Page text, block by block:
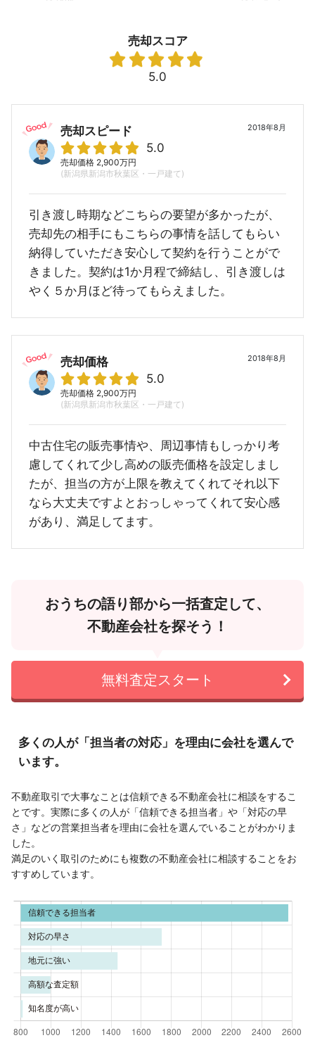
売却スコア
5.0
2018年8月
売却スピード
5.0
売却価格 2,900万円
(新潟県新潟市秋葉区・一戸建て)
引き渡し時期などこちらの要望が多かったが、
売却先の相手にもこちらの事情を話してもらい
納得していただき安心して契約を行うことがで
きました。契約は1か月程で締結し、引き渡しは
やく５か月ほど待ってもらえました。
2018年8月
売却価格
5.0
売却価格 2,900万円
(新潟県新潟市秋葉区・一戸建て)
中古住宅の販売事情や、周辺事情もしっかり考
慮してくれて少し高めの販売価格を設定しまし
たが、担当の方が上限を教えてくれてそれ以下
なら大丈夫ですよとおっしゃってくれて安心感
があり、満足してます。
おうちの語り部から一括査定して、
不動産会社を探そう！
無料査定スタート
多くの人が「担当者の対応」を理由に会社を選んで
います。
不動産取引で大事なことは信頼できる不動産会社に相談をするこ
とです。実際に多くの人が「信頼できる担当者」や「対応の早
さ」などの営業担当者を理由に会社を選んでいることがわかりま
した。
満足のいく取引のためにも複数の不動産会社に相談することをお
すすめしています。